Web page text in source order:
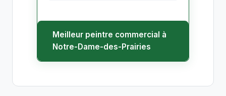
Meilleur peintre commercial à
Notre-Dame-des-Prairies